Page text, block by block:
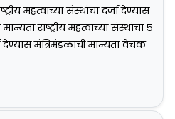
महत्वाच्या संस्थांचा दर्जा देण्यास
राष्ट्रीय महत्वाच्या संस्थांचा ५
देण्यास मंत्रिमंडळाची मान्यता वेचक